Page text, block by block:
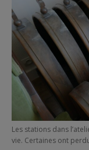
Les stations dans
vie. Certaines ont